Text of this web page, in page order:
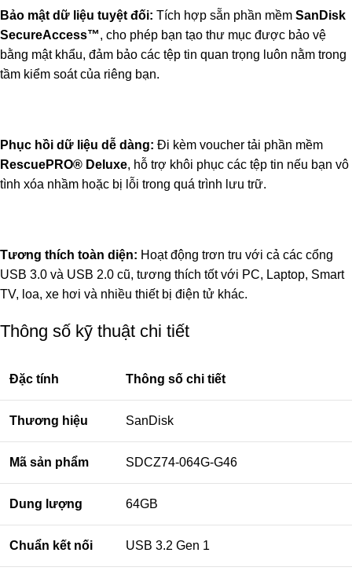
Bảo mật dữ liệu tuyệt đối: Tích hợp sẵn phần mềm SanDisk
SecureAccess™, cho phép bạn tạo thư mục được bảo vệ
bằng mật khẩu, đảm bảo các tệp tin quan trọng luôn nằm trong
tầm kiểm soát của riêng bạn.
Phục hồi dữ liệu dễ dàng: Đi kèm voucher tải phần mềm
RescuePRO® Deluxe, hỗ trợ khôi phục các tệp tin nếu bạn vô
tình xóa nhầm hoặc bị lỗi trong quá trình lưu trữ.
Tương thích toàn diện: Hoạt động trơn tru với cả các cổng
USB 3.0 và USB 2.0 cũ, tương thích tốt với PC, Laptop, Smart
TV, loa, xe hơi và nhiều thiết bị điện tử khác.
Thông số kỹ thuật chi tiết
Đặc tính Thông số chi tiết
Thương hiệu SanDisk
Mã sản phẩm SDCZ74-064G-G46
Dung lượng 64GB
Chuẩn kết nối USB 3.2 Gen 1